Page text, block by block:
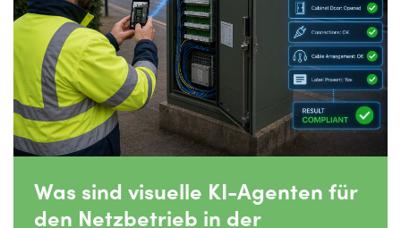
Was sind visuelle KI-Agenten für
den Netzbetrieb in der